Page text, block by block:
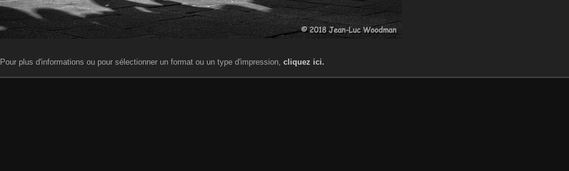
Pour plus d'informations ou pour sélectionner un format ou un type d'impression, cliquez ici.